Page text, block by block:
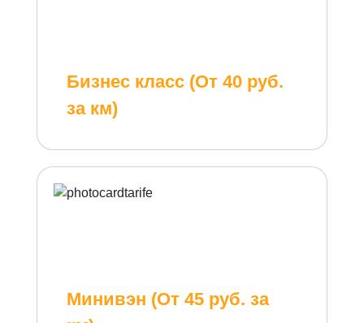
Бизнес класс (От 40 руб.
за км)
Минивэн (От 45 руб. за